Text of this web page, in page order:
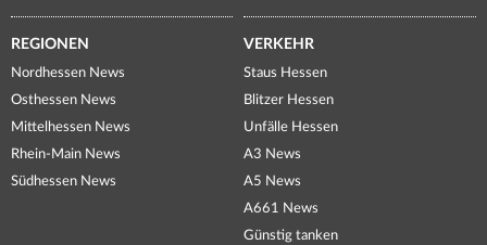
REGIONEN
Nordhessen News
Osthessen News
Mittelhessen News
Rhein-Main News
Südhessen News
VERKEHR
Staus Hessen
Blitzer Hessen
Unfälle Hessen
A3 News
A5 News
A661 News
Günstig tanken